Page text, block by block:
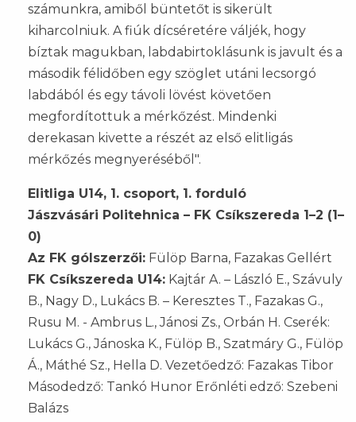
számunkra, amiből büntetőt is sikerült
kiharcolniuk. A fiúk dícséretére váljék, hogy
bíztak magukban, labdabirtoklásunk is javult és a
második félidőben egy szöglet utáni lecsorgó
labdából és egy távoli lövést követően
megfordítottuk a mérkőzést. Mindenki
derekasan kivette a részét az első elitligás
mérkőzés megnyeréséből".
Elitliga U14, 1. csoport, 1. forduló
Jászvásári Politehnica – FK Csíkszereda 1–2 (1–
0)
Az FK gólszerzői: Fülöp Barna, Fazakas Gellért
FK Csíkszereda U14: Kajtár A. – László E., Szávuly
B., Nagy D., Lukács B. – Keresztes T., Fazakas G.,
Rusu M. - Ambrus L., Jánosi Zs., Orbán H. Cserék:
Lukács G., Jánoska K., Fülöp B., Szatmáry G., Fülöp
Á., Máthé Sz., Hella D. Vezetőedző: Fazakas Tibor
Másodedző: Tankó Hunor Erőnléti edző: Szebeni
Balázs